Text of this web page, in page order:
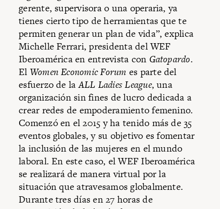
gerente, supervisora o una operaria, ya
tienes cierto tipo de herramientas que te
permiten generar un plan de vida”, explica
Michelle Ferrari, presidenta del WEF
Iberoamérica en entrevista con Gatopardo.
El Women Economic Forum es parte del
esfuerzo de laALL Ladies League, una
organización sin fines de lucro dedicada a
crear redes de empoderamiento femenino.
Comenzó en el 2015 y ha tenido más de 35
eventos globales, y su objetivo es fomentar
la inclusión de las mujeres en el mundo
laboral. En este caso, el WEF Iberoamérica
se realizará de manera virtual por la
situación que atravesamos globalmente.
Durante tres días en 27 horas de